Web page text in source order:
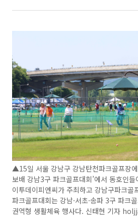
▲15일 서울 강남구 강남탄천파크골프장
보배 강남3구 파크골프대회’에서 동호인
이투데이피엔씨가 주최하고 강남구파크골
파크골프대회는 강남·서초·송파 3구 파크
권역형 생활체육 행사다. 신태현 기자